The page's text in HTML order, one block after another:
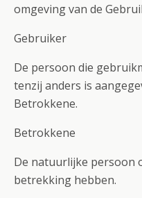
omgeving van de
Gebruiker
De persoon die
tenzij anders is
Betrokkene.
Betrokkene
De natuurlijke persoon
betrekking hebben.